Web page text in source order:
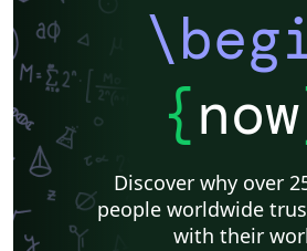
{now
Discover why over
people worldwide
with their